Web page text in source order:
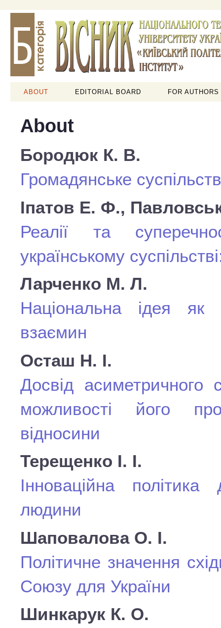
ABOUT EDITORIAL BOARD FOR AUTHORS
About
Бородюк К. В.
Громадянське
Іпатов Е. Ф.,
Реалії та
українському
Ларченко М. Л.
Національна ідея як
взаємин
Осташ Н. І.
Досвід асиметричного
можливості його
відносини
Терещенко І. І.
Інноваційна
людини
Шаповалова О. І.
Політичне значення
Союзу для України
Шинкарук К. О.